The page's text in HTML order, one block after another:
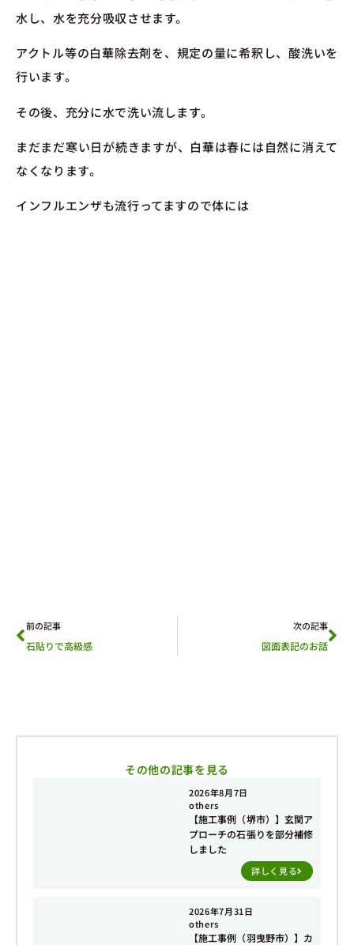
水し、水を充分吸収させます。
アクトル等の白華除去剤を、規定の量に希釈し、酸洗いを
行います。
その後、充分に水で洗い流します。
まだまだ寒い日が続きますが、白華は春には自然に消えて
なくなります。
インフルエンザも流行ってますので体には
前の記事
石貼りで高級感
次の記事
図面表記のお話
その他の記事を見る
2026年8月7日
others
【施工事例（堺市）】玄関ア
プローチの石張りを部分補修
しました
詳しく見る
2026年7月31日
others
【施工事例（羽曳野市）】カ